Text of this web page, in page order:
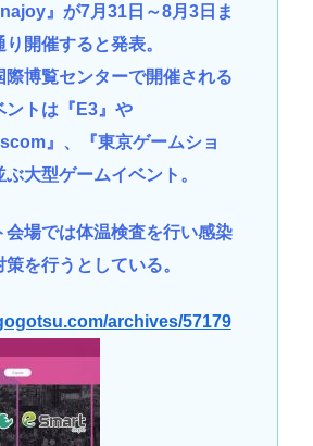
』が7月31日～8月3日ま
開催すると発表。
際博覧センターで開催される
ントは『E3』や
』、『東京ゲームショ
ぶ大型ゲームイベント。
会場では体温検査を行い感染
を行うとしている。
archives/57179